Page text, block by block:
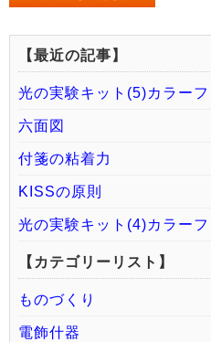
【最近の記事】
光の実験キット(5)カラー
六面図
付箋の粘着力
KISSの原則
光の実験キット(4)カラーフ
【カテゴリーリスト】
ものづくり
電飾什器